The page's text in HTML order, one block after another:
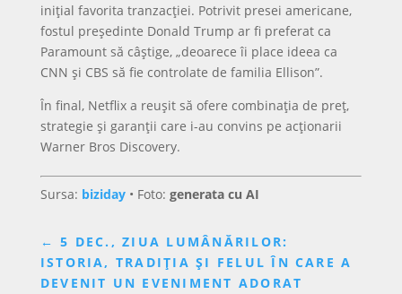
inițial favorita tranzacției. Potrivit presei americane,
fostul președinte Donald Trump ar fi preferat ca
Paramount să câștige, „deoarece îi place ideea ca
CNN și CBS să fie controlate de familia Ellison”.
În final, Netflix a reușit să ofere combinația de preț,
strategie și garanții care i-au convins pe acționarii
Warner Bros Discovery.
Sursa: biziday• Foto: generata cu AI
←5 DEC., ZIUA LUMÂNĂRILOR:
ISTORIA, TRADIȚIA ȘI FELUL ÎN CARE A
DEVENIT UN EVENIMENT ADORAT